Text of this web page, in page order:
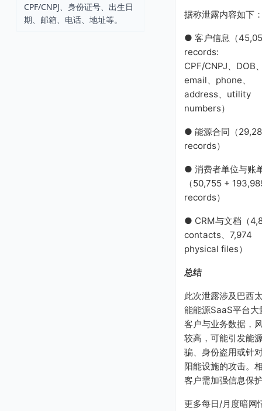
CPF/CNPJ、身份证号、出生日
期、邮箱、电话、地址等。
据称泄露内容如下
● 客户信息（
records:
CPF/CNPJ、DOB
email、phone、
address、utility
numbers）
● 能源合同（
records）
● 消费者单位与账
（50,755 +
records）
● CRM与文档（
contacts、7,974
physical files）
总结
此次泄露涉及巴西
能能源SaaS平台大
客户与业务数据，
较高，可能引发能
骗、身份盗用或针
阳能设施的攻击。
客户需加强信息保
更多每日/月度暗网